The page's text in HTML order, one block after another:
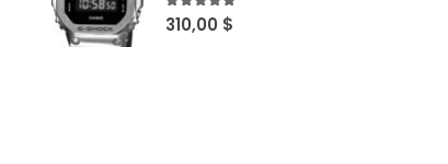
5out of 5
310,00 $